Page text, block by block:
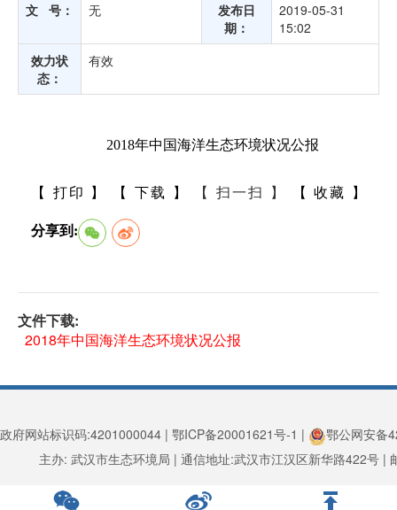
文 号：
无
发布日
期：
2019-05-31
15:02
效力状
态：
有效
2018年中国海洋生态环境状况公报
【 打印 】 【 下载 】 【 扫一扫 】 【 收藏 】
分享到:
文件下载:
2018年中国海洋生态环境状况公报
政府网站标识码:4201000044 | 鄂ICP备20001621号-1 |
鄂公网安备
主办: 武汉市生态环境局 | 通信地址:武汉市江汉区新华路422号 |